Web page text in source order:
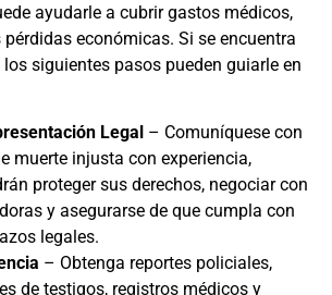
ayudarle a cubrir gastos médicos,
económicas. Si se encuentra
siguientes pasos pueden guiarle en
Legal – Comuníquese con
muerte injusta con experiencia,
proteger sus derechos, negociar con
y asegurarse de que cumpla con
legales.
– Obtenga reportes policiales,
de testigos, registros médicos y